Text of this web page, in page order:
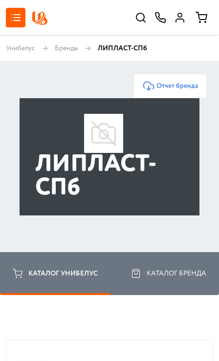
Унибелус Бренды ЛИПЛАСТ-СПб
Отчет бренда
ЛИПЛАСТ-
СПб
КАТАЛОГ УНИБЕЛУС КАТАЛОГ БРЕНДА